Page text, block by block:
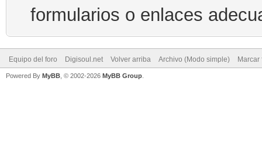
formularios o enlaces
Equipo del foro Digisoul.net Volver arriba Archivo (Modo simple)
Powered By MyBB , © 2002-2026 MyBB Group